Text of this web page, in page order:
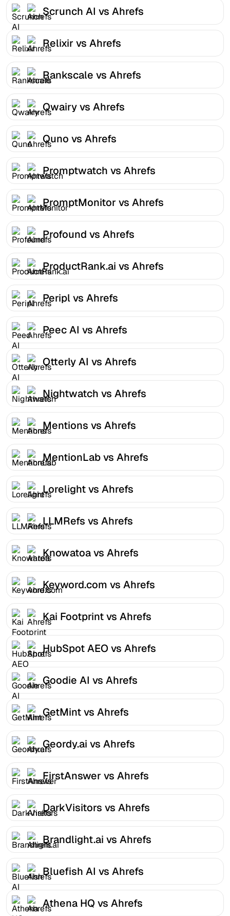
Scrunch AI vs Ahrefs
Relixir vs Ahrefs
Rankscale vs Ahrefs
Qwairy vs Ahrefs
Quno vs Ahrefs
Promptwatch vs Ahrefs
PromptMonitor vs Ahrefs
Profound vs Ahrefs
ProductRank.ai vs Ahrefs
Peripl vs Ahrefs
Peec AI vs Ahrefs
Otterly AI vs Ahrefs
Nightwatch vs Ahrefs
Mentions vs Ahrefs
MentionLab vs Ahrefs
Lorelight vs Ahrefs
LLMRefs vs Ahrefs
Knowatoa vs Ahrefs
Keyword.com vs Ahrefs
Kai Footprint vs Ahrefs
HubSpot AEO vs Ahrefs
Goodie AI vs Ahrefs
GetMint vs Ahrefs
Geordy.ai vs Ahrefs
FirstAnswer vs Ahrefs
DarkVisitors vs Ahrefs
Brandlight.ai vs Ahrefs
Bluefish AI vs Ahrefs
Athena HQ vs Ahrefs